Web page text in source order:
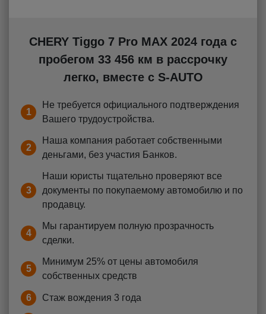
CHERY Tiggo 7 Pro MAX 2024 года с
пробегом 33 456 км в рассрочку
легко, вместе с S-AUTO
1
Не требуется официального подтверждения
Вашего трудоустройства.
2
Наша компания работает собственными
деньгами, без участия Банков.
3
Наши юристы тщательно проверяют все
документы по покупаемому автомобилю и по
продавцу.
4
Мы гарантируем полную прозрачность
сделки.
5
Минимум 25% от цены автомобиля
собственных средств
6 Стаж вождения 3 года